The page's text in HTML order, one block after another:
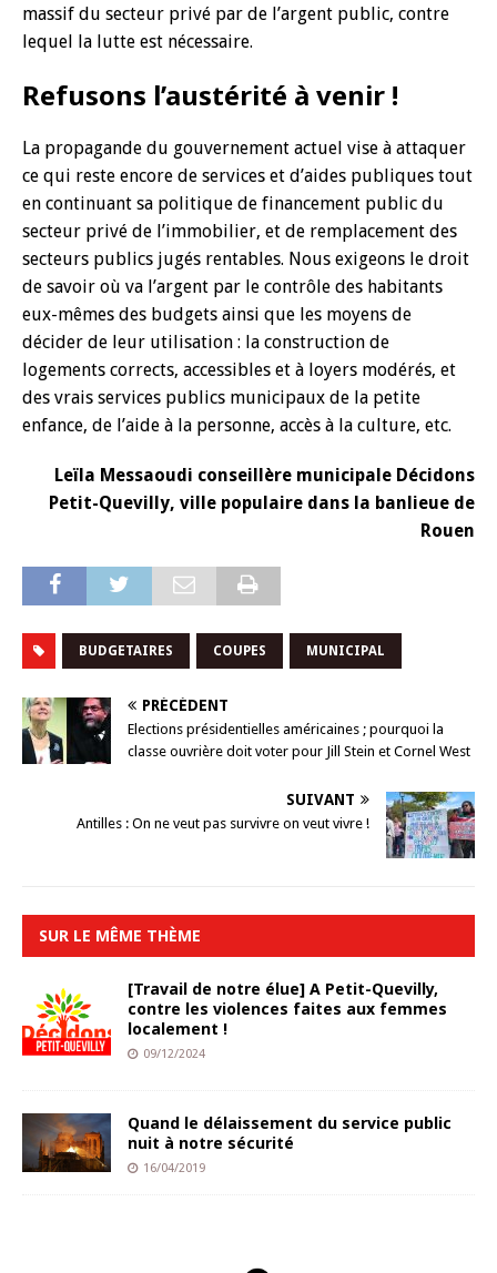
massif du secteur privé par de l’argent public, contre
lequel la lutte est nécessaire.
Refusons l’austérité à venir !
La propagande du gouvernement actuel vise à attaquer
ce qui reste encore de services et d’aides publiques tout
en continuant sa politique de financement public du
secteur privé de l’immobilier, et de remplacement des
secteurs publics jugés rentables. Nous exigeons le droit
de savoir où va l’argent par le contrôle des habitants
eux-mêmes des budgets ainsi que les moyens de
décider de leur utilisation : la construction de
logements corrects, accessibles et à loyers modérés, et
des vrais services publics municipaux de la petite
enfance, de l’aide à la personne, accès à la culture, etc.
Leïla Messaoudi conseillère municipale Décidons
Petit-Quevilly, ville populaire dans la banlieue de
Rouen
BUDGETAIRES COUPES MUNICIPAL
PRÉCÉDENT
Elections présidentielles américaines ; pourquoi la
classe ouvrière doit voter pour Jill Stein et Cornel West
SUIVANT
Antilles : On ne veut pas survivre on veut vivre !
SUR LE MÊME THÈME
[Travail de notre élue] A Petit-Quevilly,
contre les violences faites aux femmes
localement !
09/12/2024
Quand le délaissement du service public
nuit à notre sécurité
16/04/2019